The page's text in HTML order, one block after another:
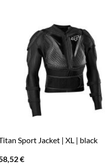
Sport Jacket | XL | black
€Aktueller